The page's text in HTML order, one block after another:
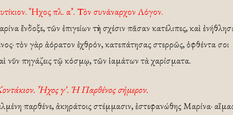
Ἦχος πλ. α’. Τὸν συνάναρχον Λόγον.
ἔνδοξε, τῶν ἐπιγείων τὴν σχέσιν πᾶσαν κατέλιπες, καὶ
τὸν γὰρ ἀόρατον ἐχθρόν, κατεπάτησας στερρῶς, ὀφθέντα σοι
νῦν πηγάζεις τῷ κόσμῳ, τῶν ἰαμάτων τὰ χαρίσματα.
Ἦχος γ’. Ἡ Παρθένος σήμερον.
παρθένε, ἀκηράτοις στέμμασιν, ἐστεφανώθης Μαρίνα·